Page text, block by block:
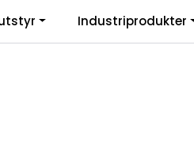
mva. Informasjon Favoritter
Industriprodukter